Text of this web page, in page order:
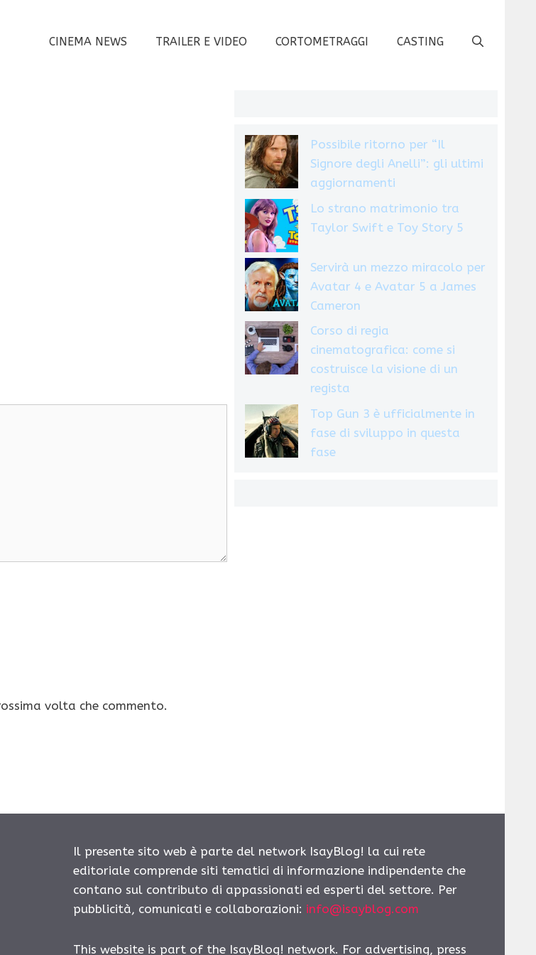
CINEMA NEWS TRAILER E VIDEO CORTOMETRAGGI CASTING
volta che commento.
Possibile ritorno per “Il
Signore degli Anelli”: gli ultimi
aggiornamenti
Lo strano matrimonio tra
Taylor Swift e Toy Story 5
Servirà un mezzo miracolo per
Avatar 4 e Avatar 5 a James
Cameron
Corso di regia
cinematografica: come si
costruisce la visione di un
regista
Top Gun 3 è ufficialmente in
fase di sviluppo in questa
fase
Il presente sito web è parte del network IsayBlog! la cui rete
editoriale comprende siti tematici di informazione indipendente che
contano sul contributo di appassionati ed esperti del settore. Per
pubblicità, comunicati e collaborazioni: info@isayblog.com
This website is part of the IsayBlog! network. For advertising, press